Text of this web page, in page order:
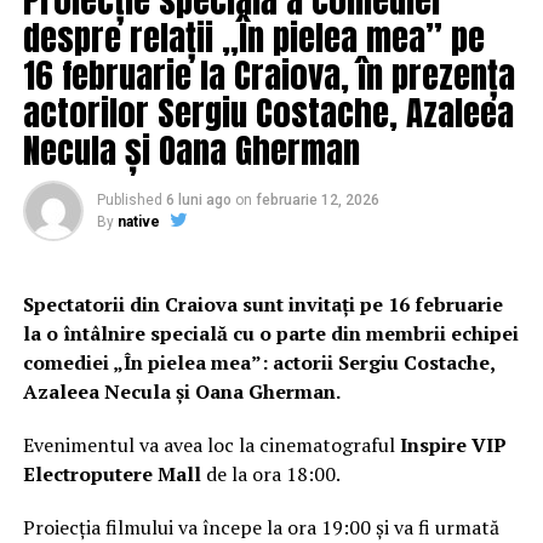
declarat că va merge cu siguranţă la vot, pentru a se
opune iniţiativei #rezist de boicot.
Artista de operă Ozana Barabancea s-a exprimat pro-
referendum, postând şi un mesaj în acest sens: „Eu
susţin familia tradiţională. Eu consider că dacă ai deviaţii
şi dacă nu vrei să ţi le înfrânezi este dreptul tău, dar stai
departe de mine şi nu îmi impune mie să consider acest
RELATED TOPICS: PRIMA
UP NEXT
Răzbunarea lui Liviu Dragnea! Ce le-a pregătit Viorica
toți!” | DoljAZI
DON'T MISS
un sector din București. Pe ce s-au cheltuit atâția bani |
despre relații „În pielea mea” pe
16 februarie la Craiova, în prezența
actorilor Sergiu Costache, Azaleea
Necula și Oana Gherman
Published 6 luni ago on februarie 12, 2026
By native
Spectatorii din Craiova sunt invitați pe 16 februarie
la o întâlnire specială cu o parte din membrii echipei
comediei „În pielea mea”: actorii Sergiu Costache,
Azaleea Necula și Oana Gherman.
Evenimentul va avea loc la cinematografulInspire VIP
Electroputere Mall de la ora 18:00.
Proiecția filmului va începe la ora 19:00 și va fi urmată